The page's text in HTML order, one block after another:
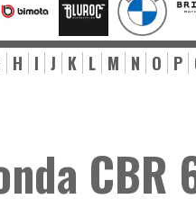
H I J K L M N O P
CBR